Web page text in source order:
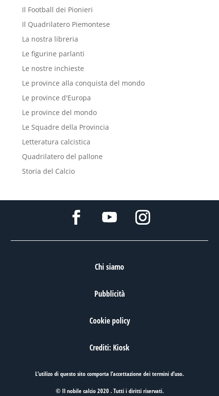
Il Football dei Pionieri
Il Quadrilatero Piemontese
La nostra libreria
Le figurine parlanti
Le nostre inchieste
Le province alla conquista del mondo
Le province d'Europa
Le province del mondo
Le Squadre della Provincia
Letteratura calcistica
Quadrilatero del pallone
Storia del Calcio
Chi siamo
Pubblicità
Cookie policy
Crediti: Kiosk
L’utilizo di questo sito comporta l’accettazione deitermini d’uso.
© Il nobile calcio 2020 . Tutti i diritti riservati.